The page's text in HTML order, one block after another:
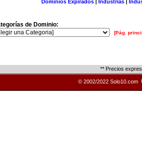
Dominios Expirados | Industrias |
de Dominio:
[Pág.
** Precios
© 2002/2022 Solo10.com